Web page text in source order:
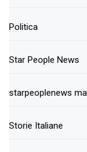
Politica
Star People News
starpeoplenews
Storie Italiane